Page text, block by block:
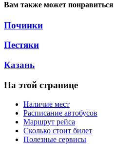
Вам также может понравиться
Починки
Пестяки
Казань
На этой странице
Наличие мест
Расписание автобусов
Маршрут рейса
Сколько стоит билет
Полезные сервисы